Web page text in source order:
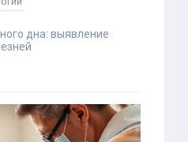
дна: выявление